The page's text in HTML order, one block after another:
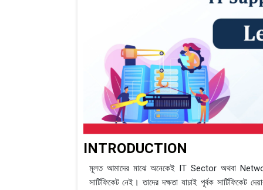
INTRODUCTION
মূলত আমাদের মাঝে অনেকেই IT Sector অথবা
সার্টিফিকেট নেই। তাদের দক্ষতা যাচাই পূর্বক সার্টিফিকেট